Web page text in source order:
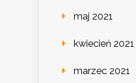
maj 2021
kwiecień 2021
marzec 2021